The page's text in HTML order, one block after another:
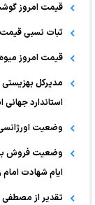
قیمت امروز
ثبات نسبی قیمت
قیمت امروز
مدیرکل
استاندارد
وضعیت اورژانسی
وضعیت فروش
ایام شهادت
تقدیر از مصطفی